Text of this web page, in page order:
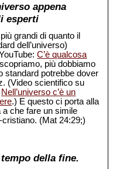
appena
esperti
grandi di quanto il
dell’universo)
C’è qualcosa
più dobbiamo
standard potrebbe dover
(Video scientifico su
Nell’universo c’è un
.) E questo ci porta alla
che fare un simile
(Mat 24:29;)
della fine.